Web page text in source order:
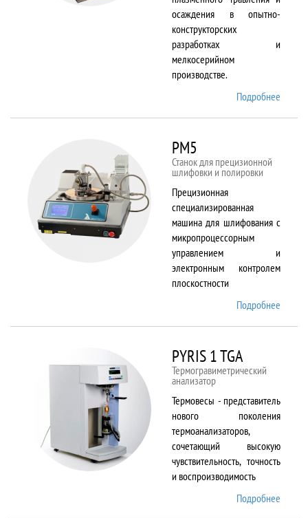
осаждения в опытно-
конструкторских
разработках и
мелкосерийном
производстве.
Подробнее
PM5
Станок для прецизионной
шлифовки и полировки
Прецизионная
специализированная
машина для шлифования с
микропроцессорным
управлением и
электронным контролем
плоскостности
Подробнее
PYRIS 1 TGA
Термогравиметрический
анализатор
Термовесы - представитель
нового поколения
термоанализаторов,
сочетающий высокую
чувствительность, точность
и воспроизводимость
Подробнее